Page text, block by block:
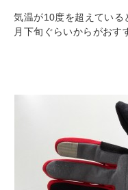
気温が10度を超えている
月下旬ぐらいからがおす